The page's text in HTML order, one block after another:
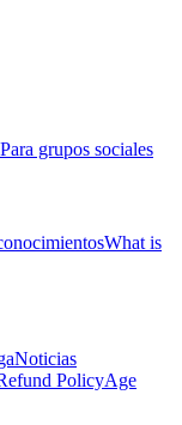
Para grupos sociales
What is
Noticias
PolicyAge